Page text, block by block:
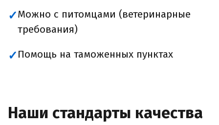
✓Можно с питомцами (ветеринарные
требования)
✓ Помощь на таможенных пунктах
Наши стандарты качества